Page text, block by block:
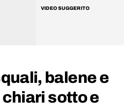
VIDEO SUGGERITO
balene e
sotto e